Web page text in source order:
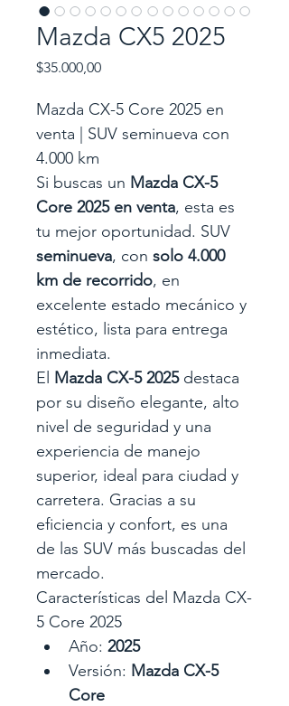
Mazda CX5 2025
$35.000,00Precio
Mazda CX-5 Core 2025 en
venta | SUV seminueva con
4.000 km
Si buscas un Mazda CX-5
Core 2025 en venta, esta es
tu mejor oportunidad. SUV
seminueva, con solo 4.000
km de recorrido, en
excelente estado mecánico y
estético, lista para entrega
inmediata.
El Mazda CX-5 2025 destaca
por su diseño elegante, alto
nivel de seguridad y una
experiencia de manejo
superior, ideal para ciudad y
carretera. Gracias a su
eficiencia y confort, es una
de las SUV más buscadas del
mercado.
Características del Mazda CX-
5 Core 2025
Año: 2025
Versión: Mazda CX-5
Core